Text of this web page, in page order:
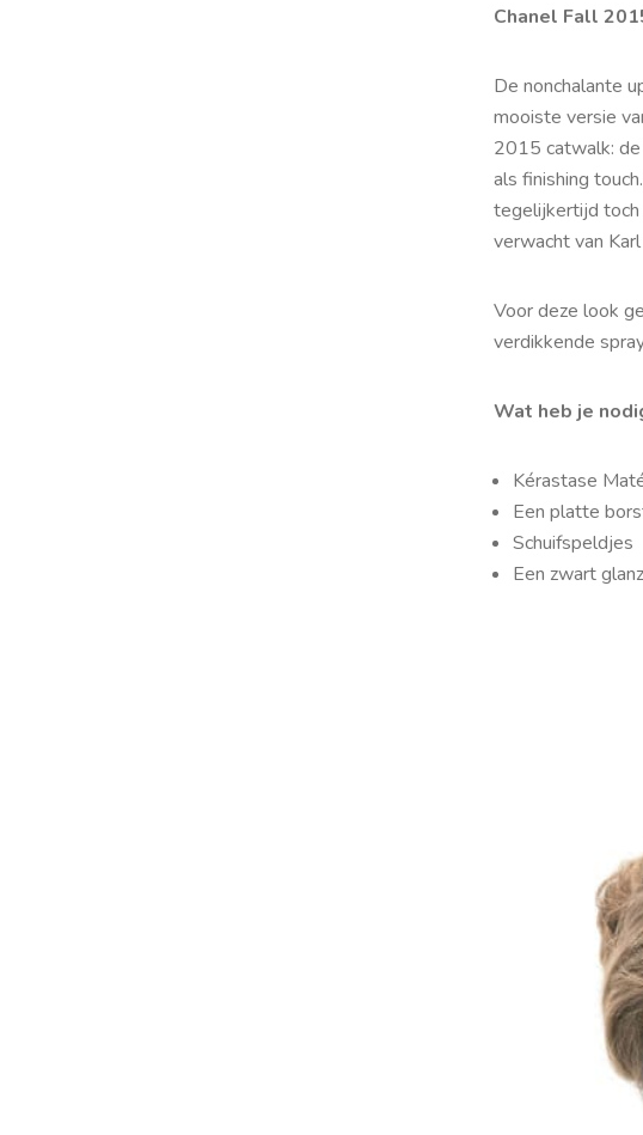
Chanel Fall
De nonchalante
mooiste versie
2015 catwalk:
als finishing
tegelijkertijd toch
verwacht van
Voor deze look
verdikkende
Wat heb je
Kérastase
Een platte
Schuifspeldjes
Een zwart